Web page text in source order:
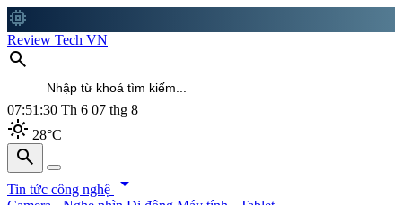
memory
Review Tech VN
search
07:51:32 Th 6 07 thg 8
light_mode 28°C
search
search
Tin tức công nghệ arrow_drop_down